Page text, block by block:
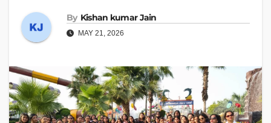
By Kishan kumar Jain
MAY 21, 2026